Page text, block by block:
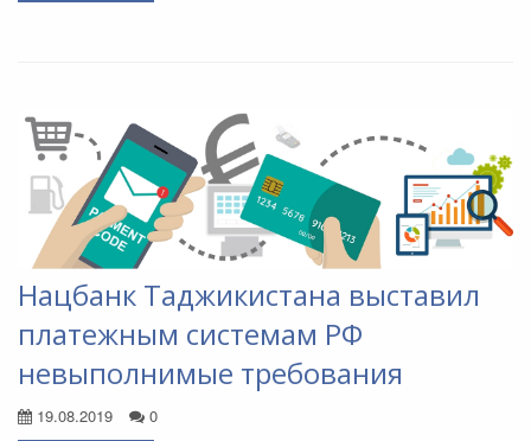
Нацбанк Таджикистана выставил
платежным системам РФ
невыполнимые требования
19.08.2019 0